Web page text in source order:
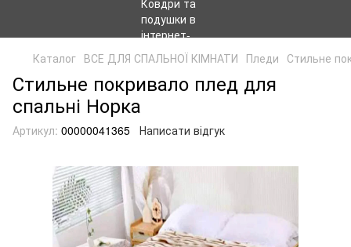
Каталог ВСЕ ДЛЯ СПАЛЬНОЇ КІМНАТИ Пледи Стильне
Стильне покривало плед для
спальні Норка
Артикул: 00000041365 Написати відгук